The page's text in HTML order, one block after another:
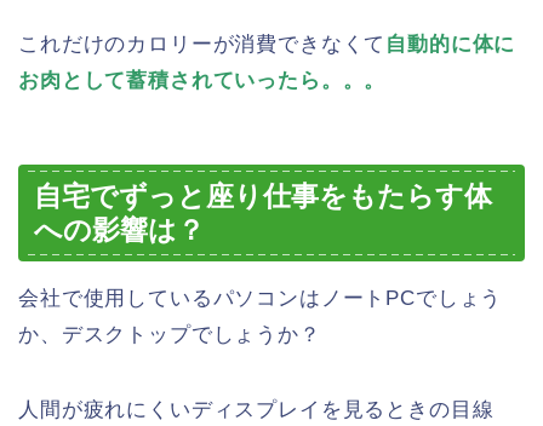
これだけのカロリーが消費できなくて 自動的に体に
お肉として蓄積されていったら。。。
自宅でずっと座り仕事をもたらす体
への影響は？
会社で使用しているパソコンはノートPCでしょう
か、デスクトップでしょうか？
人間が疲れにくいディスプレイを見るときの目線